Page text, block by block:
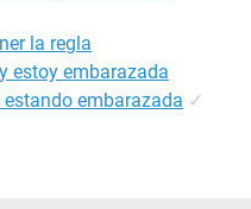
la regla
estoy embarazada
embarazada ✓